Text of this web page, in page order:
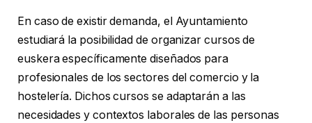
En caso de existir demanda, el Ayuntamiento
estudiará la posibilidad de organizar cursos de
euskera específicamente diseñados para
profesionales de los sectores del comercio y la
hostelería. Dichos cursos se adaptarán a las
necesidades y contextos laborales de las personas